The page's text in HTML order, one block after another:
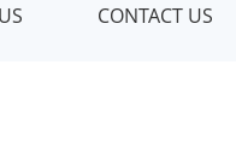
CONTACT US